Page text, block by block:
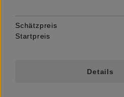
Schätzpreis
Startpreis
Details